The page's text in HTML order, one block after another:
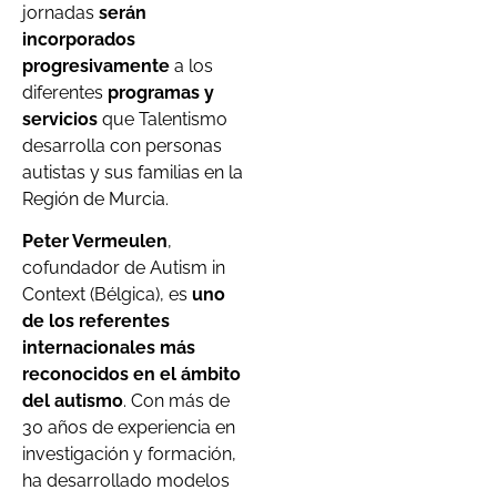
jornadas serán
incorporados
progresivamente a los
diferentes programas y
servicios que Talentismo
desarrolla con personas
autistas y sus familias en la
Región de Murcia.
Peter Vermeulen,
cofundador de Autism in
Context (Bélgica), es uno
de los referentes
internacionales más
reconocidos en el ámbito
del autismo. Con más de
30 años de experiencia en
investigación y formación,
ha desarrollado modelos